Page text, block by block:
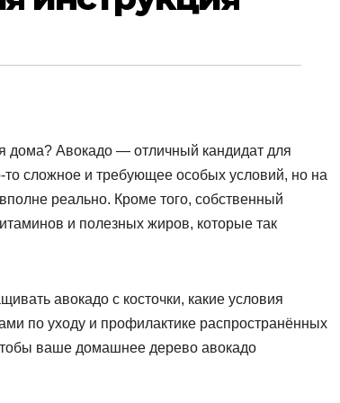
дома? Авокадо — отличный кандидат для
то сложное и требующее особых условий, но на
реально. Кроме того, собственный
и полезных жиров, которые так
авокадо с косточки, какие условия
по уходу и профилактике распространённых
ваше домашнее дерево авокадо